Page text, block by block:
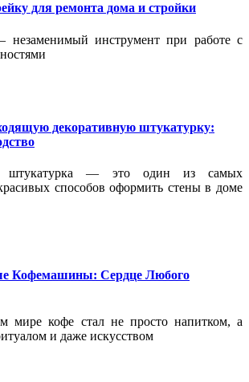
для ремонта дома и стройки
незаменимый инструмент при работе с
декоративную штукатурку:
штукатурка — это один из самых
способов оформить стены в доме
Кофемашины: Сердце Любого
мире кофе стал не просто напитком, а
и даже искусством